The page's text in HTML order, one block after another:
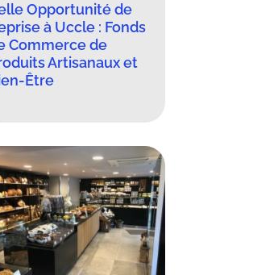
Opportunité de
à Uccle : Fonds
Commerce de
Artisanaux et
Être